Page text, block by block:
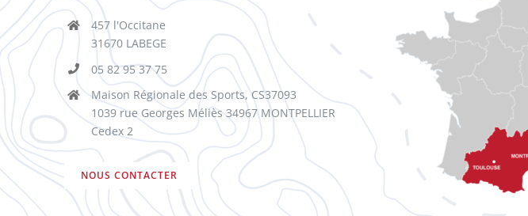
457 l'Occitane
31670 LABEGE
05 82 95 37 75
Maison Régionale des Sports, CS37093
1039 rue Georges Méliès 34967 MONTPELLIER
Cedex 2
NOUS CONTACTER